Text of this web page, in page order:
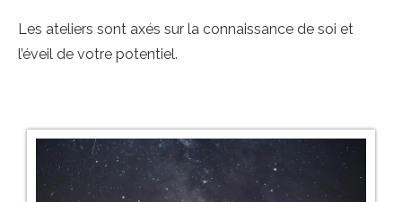
Les ateliers sont axés sur la connaissance de soi et
l’éveil de votre potentiel.